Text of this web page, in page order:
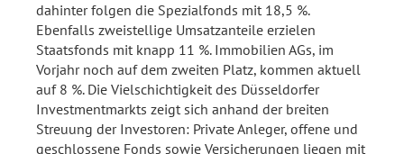
dahinter folgen die Spezialfonds mit 18,5 %.
Ebenfalls zweistellige Umsatzanteile erzielen
Staatsfonds mit knapp 11 %. Immobilien AGs, im
Vorjahr noch auf dem zweiten Platz, kommen aktuell
auf 8 %. Die Vielschichtigkeit des Düsseldorfer
Investmentmarkts zeigt sich anhand der breiten
Streuung der Investoren: Private Anleger, offene und
geschlossene Fonds sowie Versicherungen liegen mit